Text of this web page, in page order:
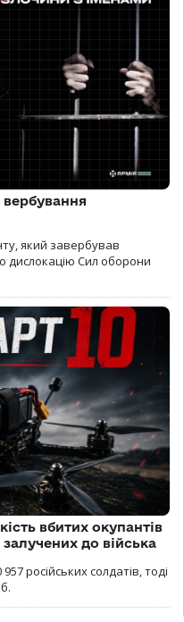
який завербував
дислокацію Сил оборони
вбитих окупантів
до війська
російських солдатів, тоді